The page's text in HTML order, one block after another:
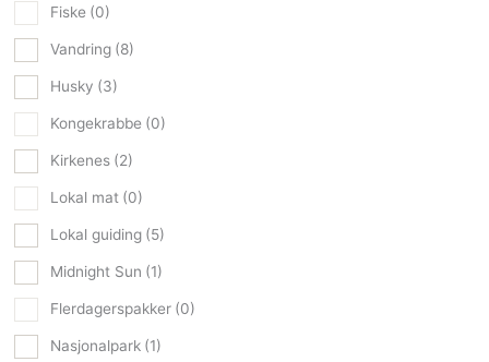
Fiske (0)
Vandring (8)
Husky (3)
Kongekrabbe (0)
Kirkenes (2)
Lokal mat (0)
Lokal guiding (5)
Midnight Sun (1)
Flerdagerspakker (0)
Nasjonalpark (1)